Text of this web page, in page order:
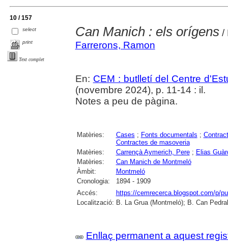
10 / 157
select
print
Text complet
Can Manich : els orígens/
Farrerons, Ramon
En: CEM : butlletí del Centre
(novembre 2024), p. 11-14 : il.
Notes a peu de pàgina.
Matèries: Cases ; Fonts documentals ;
Contractes de masoveria
Matèries:
Carrençà Aymerich, Pere; Elias
Matèries:
Can Manich de Montmeló
Àmbit:
Montmeló
Cronologia:
1894 - 1909
Accés:
https://cemrecerca.blogspot.com/p/
Localització: B. La Grua (Montmeló); B. Can
Enllaç permanent a aquest